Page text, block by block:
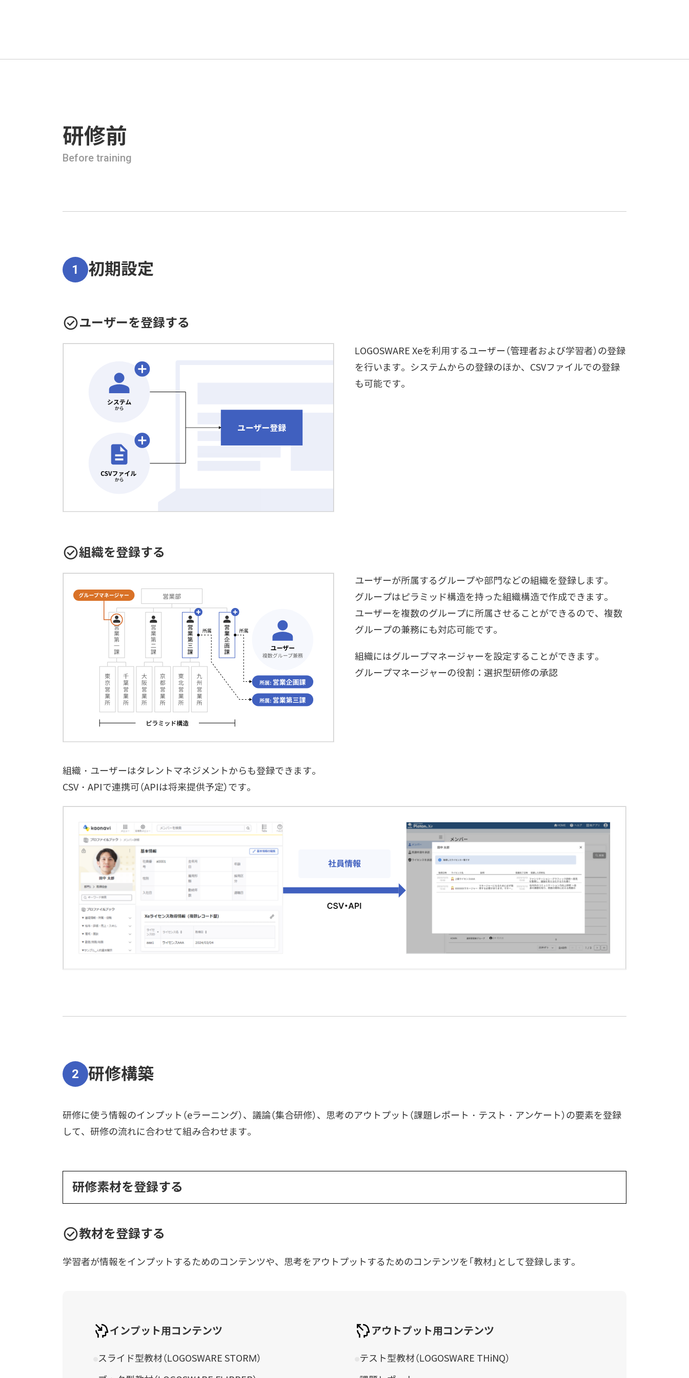
研修前
Before training
1 初期設定
ユーザーを登録する
LOGOSWARE Xeを利用するユーザー（管理者および学習者）の登録
を行います。システムからの登録のほか、CSVファイルでの登録
も可能です。
組織を登録する
ユーザーが所属するグループや部門などの組織を登録します。
グループはピラミッド構造を持った組織構造で作成できます。
ユーザーを複数のグループに所属させることができるので、複数
グループの兼務にも対応可能です。
組織にはグループマネージャーを設定することができます。
グループマネージャーの役割：選択型研修の承認
組織・ユーザーはタレントマネジメントからも登録できます。
CSV・APIで連携可（APIは将来提供予定）です。
2 研修構築
研修に使う情報のインプット（eラーニング）、議論（集合研修）、思考のアウトプット（課題レポート・テスト・アンケート）の要素を登録
して、研修の流れに合わせて組み合わせます。
研修素材を登録する
教材を登録する
学習者が情報をインプットするためのコンテンツや、思考をアウトプットするためのコンテンツを「教材」として登録します。
インプット用コンテンツ
スライド型教材（LOGOSWARE STORM）
アウトプット用コンテンツ
テスト型教材（LOGOSWARE THiNQ）